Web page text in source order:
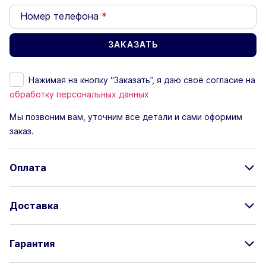
Номер телефона *
Нажимая на кнопку “Заказать”, я даю своё согласие на
обработку персональных данных
Мы позвоним вам, уточним все детали и сами оформим
заказ.
Оплата
Доставка
Гарантия